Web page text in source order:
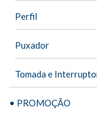
Perfil
Puxador
Tomada e
• PROMOÇÃO